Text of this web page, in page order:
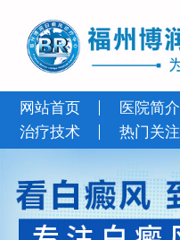
网站首页 医院简介
治疗技术
热门关注